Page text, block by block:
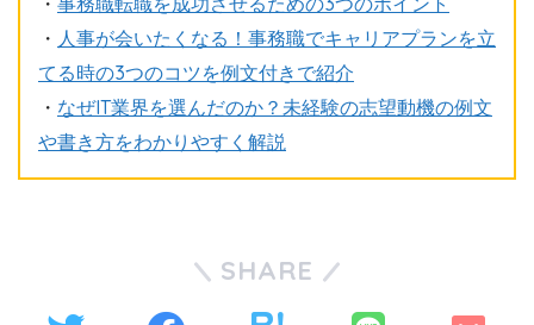
・ 人事が会いたくなる！事務職でキャリアプランを立
てる時の3つのコツを例文付きで紹介
・ なぜIT業界を選んだのか？未経験の志望動機の例文
や書き方をわかりやすく解説
SHARE